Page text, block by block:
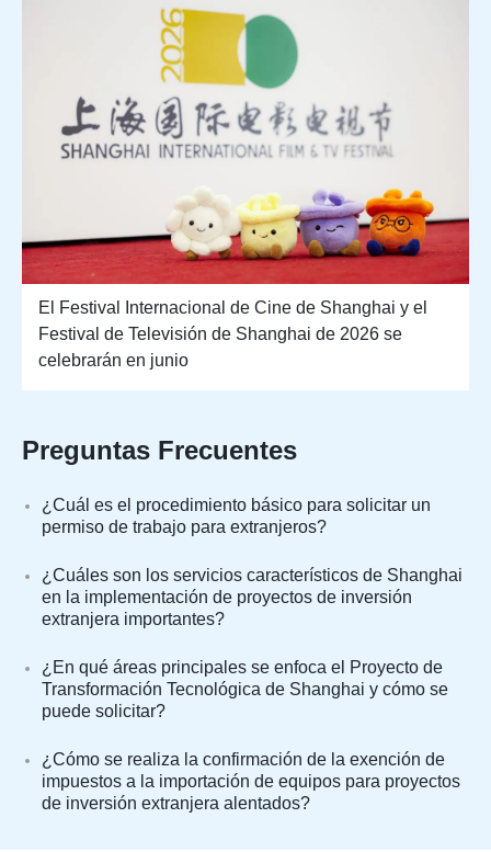
El Festival Internacional de Cine de Shanghai y el
Festival de Televisión de Shanghai de 2026 se
celebrarán en junio
Preguntas Frecuentes
¿Cuál es el procedimiento básico para solicitar un
permiso de trabajo para extranjeros?
¿Cuáles son los servicios característicos de Shanghai
en la implementación de proyectos de inversión
extranjera importantes?
¿En qué áreas principales se enfoca el Proyecto de
Transformación Tecnológica de Shanghai y cómo se
puede solicitar?
¿Cómo se realiza la confirmación de la exención de
impuestos a la importación de equipos para proyectos
de inversión extranjera alentados?